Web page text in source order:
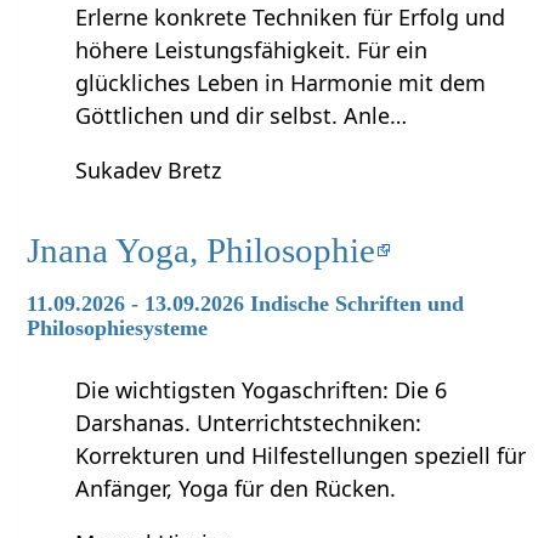
Erlerne konkrete Techniken für Erfolg und
höhere Leistungsfähigkeit. Für ein
glückliches Leben in Harmonie mit dem
Göttlichen und dir selbst. Anle…
Sukadev Bretz
Jnana Yoga, Philosophie
11.09.2026 - 13.09.2026 Indische Schriften und
Philosophiesysteme
Die wichtigsten Yogaschriften: Die 6
Darshanas. Unterrichtstechniken:
Korrekturen und Hilfestellungen speziell für
Anfänger, Yoga für den Rücken.